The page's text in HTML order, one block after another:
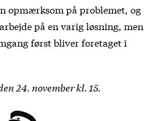
opmærksom på problemet, og
på en varig løsning, men
først bliver foretaget i
24. november kl. 15.